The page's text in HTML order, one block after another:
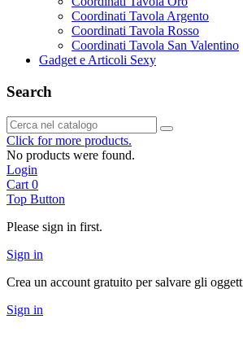
Coordinati Tavola Argento
Coordinati Tavola Rosso
Coordinati Tavola San Valentino
Gadget e Articoli Sexy
Search
Click for more products.
No products were found.
Login
Cart 0
Top Button
Please sign in first.
Sign in
Crea un account gratuito per salvare gli
Sign in